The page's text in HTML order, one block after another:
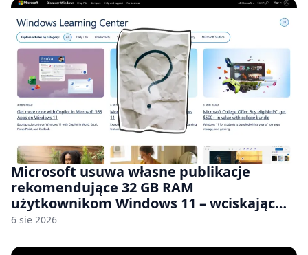
Microsoft usuwa własne publikacje
rekomendujące 32 GB RAM
użytkownikom Windows 11 – wciskając
nam przy tym komputery z 8 GB RAM po
6 sie 2026